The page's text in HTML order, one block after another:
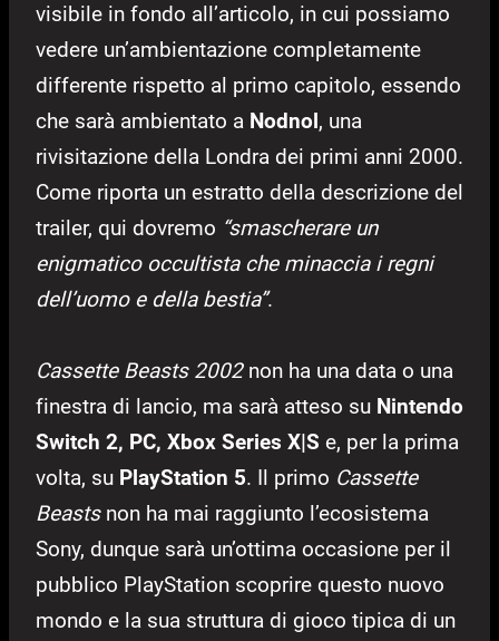
visibile in fondo all’articolo, in cui possiamo
vedere un’ambientazione completamente
differente rispetto al primo capitolo, essendo
che sarà ambientato a Nodnol, una
rivisitazione della Londra dei primi anni 2000.
Come riporta un estratto della descrizione del
trailer, qui dovremo “smascherare un
enigmatico occultista che minaccia i regni
dell’uomo e della bestia”.
Cassette Beasts 2002non ha una data o una
finestra di lancio, ma sarà atteso su Nintendo
Switch 2, PC, Xbox Series X|S e, per la prima
volta, su PlayStation 5. Il primo Cassette
Beastsnon ha mai raggiunto l’ecosistema
Sony, dunque sarà un’ottima occasione per il
pubblico PlayStation scoprire questo nuovo
mondo e la sua struttura di gioco tipica di un